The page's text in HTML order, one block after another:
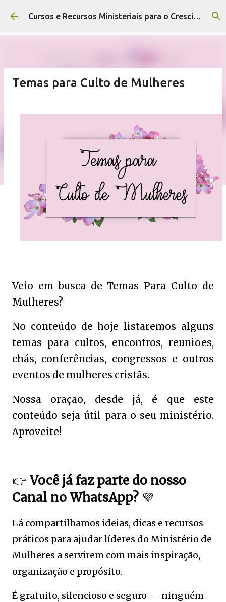
Pular para o conteúdo principal Cursos e Recursos Ministeriais para o Crescimento da Igreja
Temas para Culto de Mulheres
Veio em busca de Temas Para Culto de
Mulheres?
No conteúdo de hoje listaremos alguns
temas para cultos, encontros, reuniões,
chás, conferências, congressos e outros
eventos de mulheres cristãs.
Nossa oração, desde já, é que este
conteúdo seja útil para o seu ministério.
Aproveite!
👉 Você já faz parte do nosso
Canal no WhatsApp? 💜
Lá compartilhamos ideias, dicas e recursos
práticos para ajudar líderes do Ministério de
Mulheres a servirem com mais inspiração,
organização e propósito.
É gratuito, silencioso e seguro — ninguém